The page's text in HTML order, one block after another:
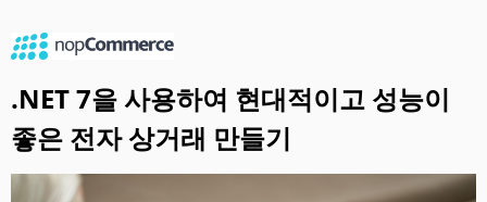
.NET 7을 사용하여 현대적이고 성능이
좋은 전자 상거래 만들기